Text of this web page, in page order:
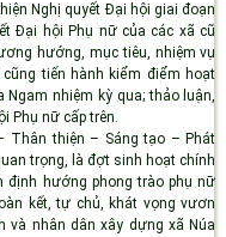
Nghị quyết Đại hội giai đoạn
Đại hội Phụ nữ của các xã cũ
hướng, mục tiêu, nhiệm vụ
tiến hành kiểm điểm hoạt
Ngam nhiệm kỳ qua; thảo luận,
Phụ nữ cấp trên.
Thân thiện – Sáng tạo – Phát
trọng, là đợt sinh hoạt chính
định hướng phong trào phụ nữ
kết, tự chủ, khát vọng vươn
và nhân dân xây dựng xã Núa